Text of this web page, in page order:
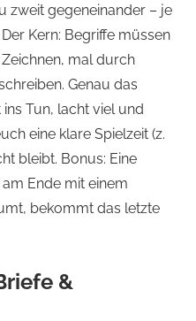
zweit gegeneinander – je
Kern: Begriffe müssen
mal durch
Genau das
Tun, lacht viel und
eine klare Spielzeit (z.
bleibt. Bonus: Eine
am Ende mit einem
bekommt das letzte
&